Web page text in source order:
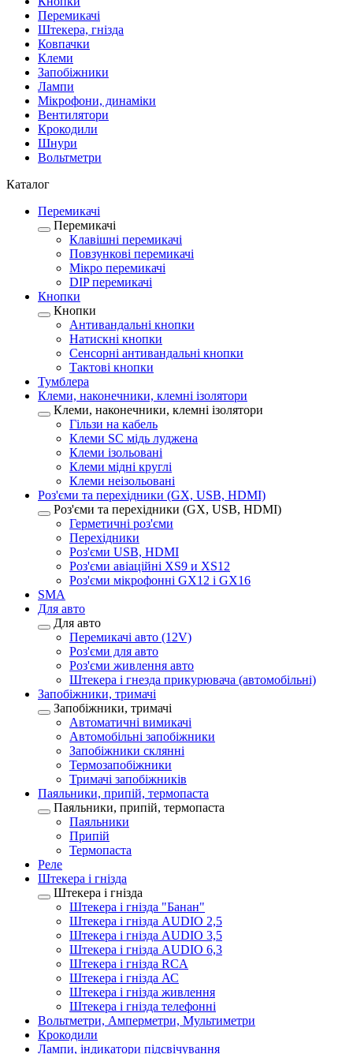
Перемикачі
Штекера, гнізда
Ковпачки
Клеми
Запобіжники
Лампи
Мікрофони, динаміки
Вентилятори
Крокодили
Шнури
Вольтметри
Каталог
Перемикачі
Перемикачі
Клавішні перемикачі
Повзункові перемикачі
Мікро перемикачі
DIP перемикачі
Кнопки
Кнопки
Антивандальні кнопки
Натискні кнопки
Сенсорні антивандальні кнопки
Тактові кнопки
Тумблера
Клеми, наконечники, клемні ізолятори
Клеми, наконечники, клемні ізолятори
Гільзи на кабель
Клеми SC мідь луджена
Клеми ізольовані
Клеми мідні круглі
Клеми неізольовані
Роз'єми та перехідники (GX, USB, HDMI)
Роз'єми та перехідники (GX, USB, HDMI)
Герметичні роз'єми
Перехідники
Роз'єми USB, HDMI
Роз'єми авіаційні XS9 и XS12
Роз'єми мікрофонні GX12 і GX16
SMA
Для авто
Для авто
Перемикачі авто (12V)
Роз'єми для авто
Роз'єми живлення авто
Штекера і гнезда прикурювача (автомобільні)
Запобіжники, тримачі
Запобіжники, тримачі
Автоматичні вимикачі
Автомобільні запобіжники
Запобіжники склянні
Термозапобіжники
Тримачі запобіжників
Паяльники, припій, термопаста
Паяльники, припій, термопаста
Паяльники
Припій
Термопаста
Реле
Штекера і гнізда
Штекера і гнізда
Штекера і гнізда "Банан"
Штекера і гнізда AUDIO 2,5
Штекера і гнізда AUDIO 3,5
Штекера і гнізда AUDIO 6,3
Штекера і гнізда RCA
Штекера і гнізда АС
Штекера і гнізда живлення
Штекера і гнізда телефонні
Вольтметри, Амперметри, Мультиметри
Крокодили
Лампи, індикатори підсвічування